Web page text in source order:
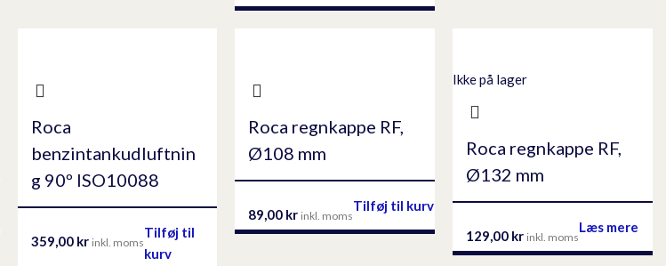
Roca
benzintankudluftnin
g 90º ISO10088
359,00 kr inkl. moms
Tilføj til
kurv
Roca regnkappe RF,
Ø108 mm
89,00 kr inkl. moms
Tilføj til kurv
Ikke på lager
Roca regnkappe RF,
Ø132 mm
129,00 kr inkl. moms
Læs mere